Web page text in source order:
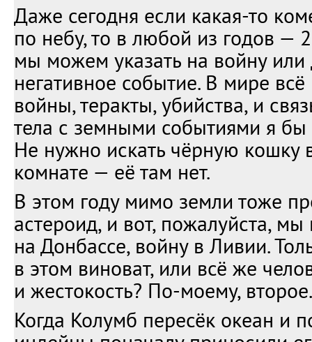
Даже сегодня если какая-то
по небу, то в любой из годов —
мы можем указать на войну или
негативное событие. В мире
войны, теракты, убийства, и
тела с земными событиями я
Не нужно искать чёрную кошку
комнате — её там нет.
В этом году мимо земли тоже
астероид, и вот, пожалуйста,
на Донбассе, войну в Ливии.
в этом виноват, или всё же
и жестокость? По-моему, второе.
Когда Колумб пересёк океан и